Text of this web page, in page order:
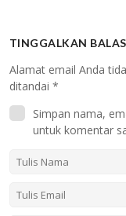
TINGGALKAN
Alamat email Anda
ditandai *
Simpan nama,
untuk komentar